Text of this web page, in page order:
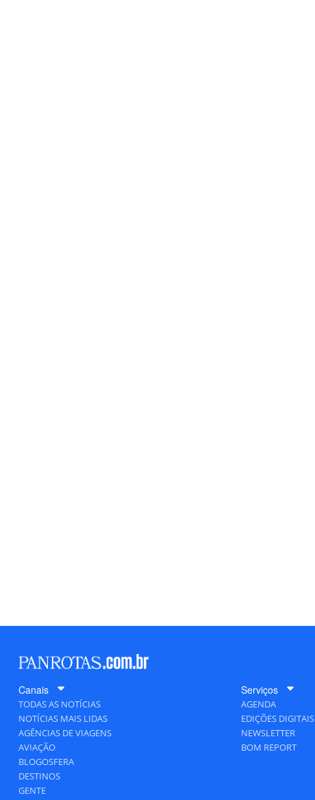
Canais
TODAS AS NOTÍCIAS
NOTÍCIAS MAIS LIDAS
AGÊNCIAS DE VIAGENS
AVIAÇÃO
BLOGOSFERA
DESTINOS
GENTE
Serviços
AGENDA
EDIÇÕES DIGITAIS
NEWSLETTER
BOM REPORT